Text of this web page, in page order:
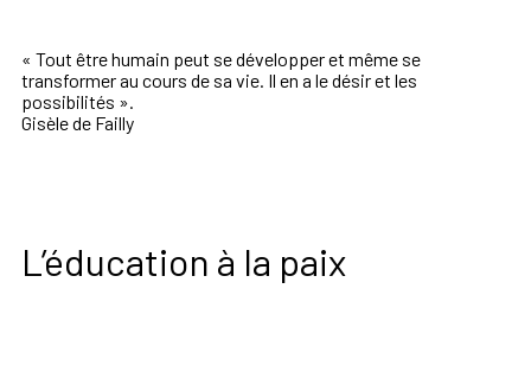
« Tout être humain peut se développer et même se
transformer au cours de sa vie. Il en a le désir et les
possibilités ».
Gisèle de Failly
L’éducation à la paix